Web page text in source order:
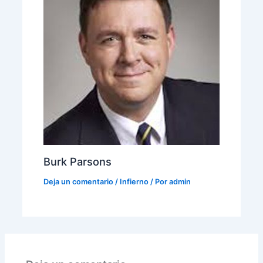
Burk Parsons
Deja un comentario / Infierno / Por admin